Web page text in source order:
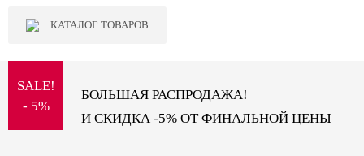
КАТАЛОГ ТОВАРОВ
SALE!
- 5%
БОЛЬШАЯ РАСПРОДАЖА!
И СКИДКА -5% ОТ ФИНАЛЬНОЙ ЦЕНЫ